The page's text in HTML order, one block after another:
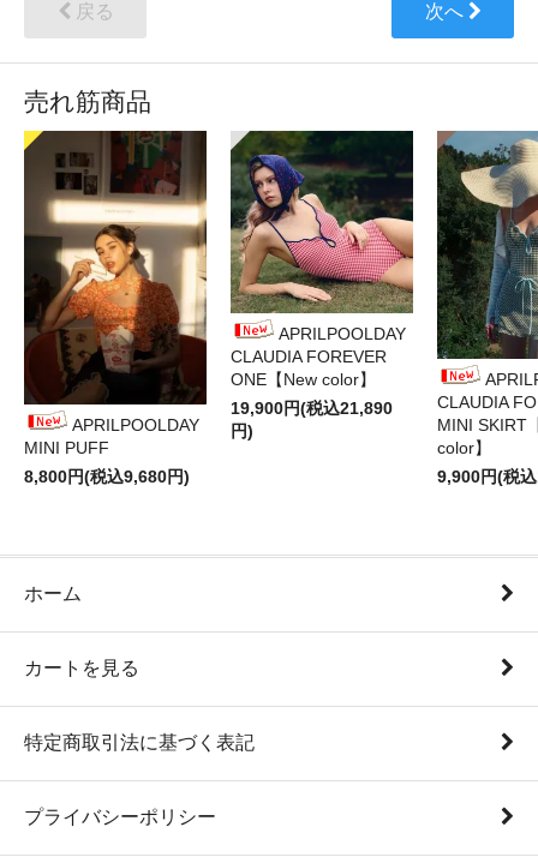
戻る 次へ
売れ筋商品
APRILPOOLDAY
MINI PUFF
8,800円(税込9,680円)
APRILPOOLDAY
CLAUDIA FOREVER
ONE【New color】
19,900円(税込21,890
円)
CLAUDIA
MINI SKIRT
color】
9,900円(税
ホーム
カートを見る
特定商取引法に基づく表記
プライバシーポリシー